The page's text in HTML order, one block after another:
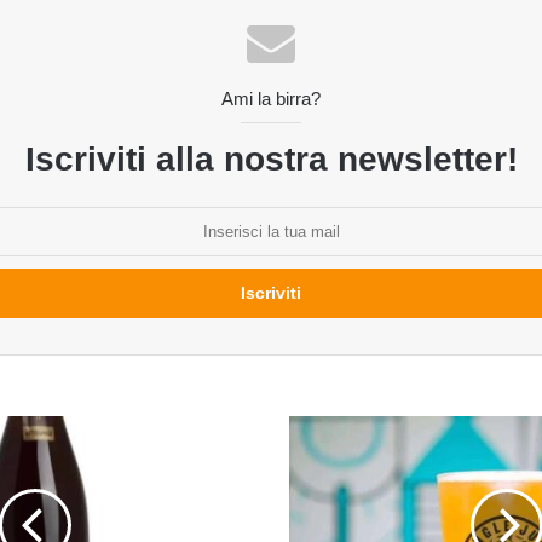
Ami la birra?
Iscriviti alla nostra newsletter!
Session
Ipa
del
birrificio